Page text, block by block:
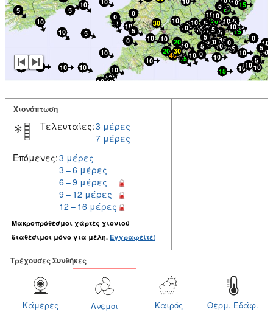
Χιονόπτωση
Τελευταίες:3 μέρες
7 μέρες
Επόμενες:3 μέρες
3 – 6 μέρες
6 – 9 μέρες
9 – 12 μέρες
12 – 16 μέρες
Μακροπρόθεσμοι χάρτες χιονιού
διαθέσιμοι μόνο για μέλη. Εγγραφείτε!
Tρέχουσες Συνθήκες
Θερμ. Εδάφ.
Καιρός
Ανεμοι
Κάμερες